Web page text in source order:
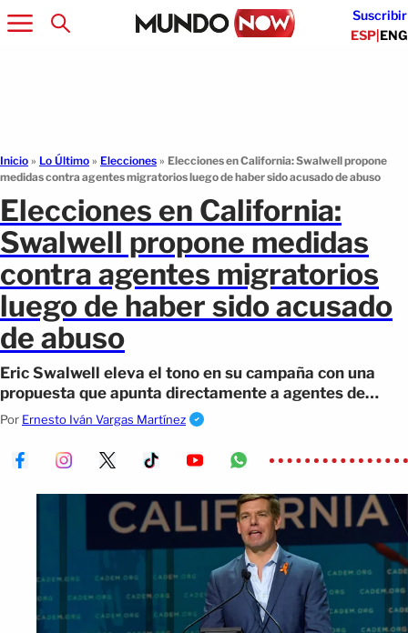
Suscribir
ESP|ENG
Inicio » Lo Último » Elecciones » Elecciones en California: Swalwell propone
medidas contra agentes migratorios luego de haber sido acusado de abuso
Elecciones en California:
Swalwell propone medidas
contra agentes migratorios
luego de haber sido acusado
de abuso
Eric Swalwell eleva el tono en su campaña con una
propuesta que apunta directamente a agentes de
inmigración y abre un nuevo frente político.
Por Ernesto Iván Vargas Martínez